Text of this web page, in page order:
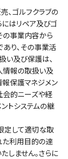
、ゴルフクラブの
にはリペア及びゴ
の事業内容から
り、その事業活
い及び保護は、
情報の取扱い及
報保護マネジメン
会的ニーズや経
トシステムの継
定して適切な取
た利用目的の達
しません。さらに